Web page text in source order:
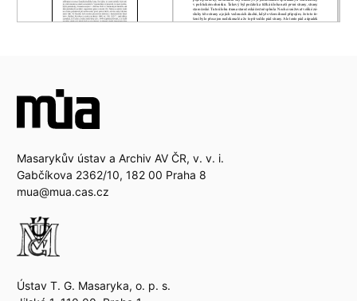
Masarykův ústav a Archiv AV ČR, v. v. i.
Gabčíkova 2362/10, 182 00 Praha 8
mua@mua.cas.cz
Ústav T. G. Masaryka, o. p. s.